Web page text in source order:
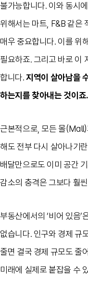
불가능합니다. 이와 동시
위해서는 마트, F&B 같은
매우 중요합니다. 이를 위
필요하죠. 그리고 바로 이
합니다.지역이 살아남을
하는지를 찾아내는 것이죠.
근본적으로, 모든 몰
해도 전부 다시 살아나기
배달만으로도 이미 공간
감소의 충격은 그보다 훨
부동산에서의 ‘비어 있음’
없습니다. 인구와 경제 규
줄면 결국 경제 규모도 줄
미래에 실제로 붙잡을 수